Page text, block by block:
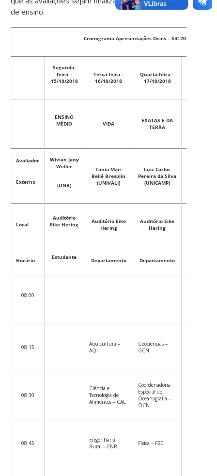
de ensino.
Cronograma Apresentações Orais – SIC 2018
Segunda-
feira –
15/10/2018
Terça-feira –
16/10/2018
Quarta-feira –
17/10/2018
ENSINO
MÉDIO
VIDA
EXATAS E DA
TERRA
Avaliador
Externo
Wivian Jany
Weller
(UNB)
Tania Mari
Bellé Bresolin
(UNIVALI)
Luiz Carlos
Pereira da Silva
(UNICAMP)
Local
Auditório
Eike Hering
Auditório Eike
Hering
Auditório Eike
Hering
Horário Estudante Departamento Departamento
08:00
08:15
Aquicultura –
AQI
Geociências –
GCN
08:30
Ciência e
Tecnologia de
Alimentos – CAL
Coordenadoria
Especial de
Oceanografia –
OCN
08:45
Engenharia
Rural – ENR
Física – FSC